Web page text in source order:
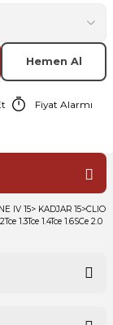
Hemen Al
Fiyat Alarmı
IV 15> KADJAR 15>CLIO
1.3Tce 1.4Tce 1.6SCe 2.0